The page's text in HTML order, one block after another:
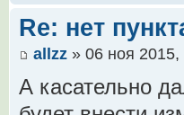
Re: нет
allzz » 06 ноя 2015,
А касательно